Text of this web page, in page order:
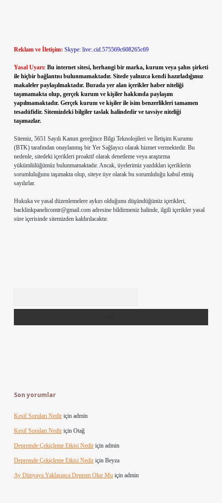
Reklam ve İletişim: Skype: live:.cid.575569c608265c69
Yasal Uyarı: Bu internet sitesi, herhangi bir marka, kurum veya şahıs şirketi
ile hiçbir bağlantısı bulunmamaktadır. Sitede yalnızca kendi hazırladığımız
makaleler paylaşılmaktadır. Burada yer alan içerikler haber niteliği
taşımamakta olup, gerçek kurum ve kişiler hakkında paylaşım
yapılmamaktadır. Gerçek kurum ve kişiler ile isim benzerlikleri tamamen
tesadüfidir. Sitemizdeki bilgiler taslak halindedir ve tavsiye niteliği
taşımazlar.
Sitemiz, 5651 Sayılı Kanun gereğince Bilgi Teknolojileri ve İletişim Kurumu
(BTK) tarafından onaylanmış bir Yer Sağlayıcı olarak hizmet vermektedir. Bu
nedenle, sitedeki içerikleri proaktif olarak denetleme veya araştırma
yükümlülüğümüz bulunmamaktadır. Ancak, üyelerimiz yazdıkları içeriklerin
sorumluluğunu taşımakta olup, siteye üye olarak bu sorumluluğu kabul etmiş
sayılırlar.
Hukuka ve yasal düzenlemelere aykırı olduğunu düşündüğünüz içerikleri,
backlinkpanelicomtr@gmail.com adresine bildirmeniz halinde, ilgili içerikler yasal
süre içerisinde sitemizden kaldırılacaktır.
Son yorumlar
Keşif Soruları Nedir için admin
Keşif Soruları Nedir için Otağ
Depremde Çekiçleme Etkisi Nedir için admin
Depremde Çekiçleme Etkisi Nedir için Beyza
Ay Dünyaya Yaklaşınca Deprem Olur Mu için admin